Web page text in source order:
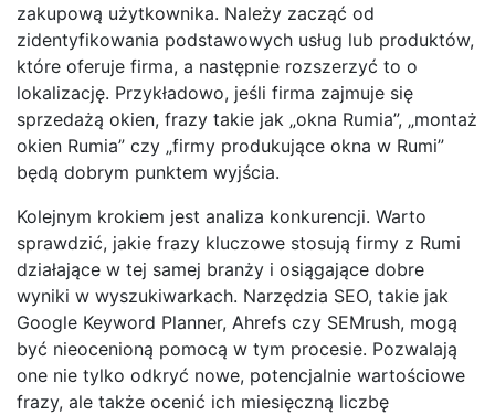
zakupową użytkownika. Należy zacząć od
zidentyfikowania podstawowych usług lub produktów,
które oferuje firma, a następnie rozszerzyć to o
lokalizację. Przykładowo, jeśli firma zajmuje się
sprzedażą okien, frazy takie jak „okna Rumia”, „montaż
okien Rumia” czy „firmy produkujące okna w Rumi”
będą dobrym punktem wyjścia.
Kolejnym krokiem jest analiza konkurencji. Warto
sprawdzić, jakie frazy kluczowe stosują firmy z Rumi
działające w tej samej branży i osiągające dobre
wyniki w wyszukiwarkach. Narzędzia SEO, takie jak
Google Keyword Planner, Ahrefs czy SEMrush, mogą
być nieocenioną pomocą w tym procesie. Pozwalają
one nie tylko odkryć nowe, potencjalnie wartościowe
frazy, ale także ocenić ich miesięczną liczbę